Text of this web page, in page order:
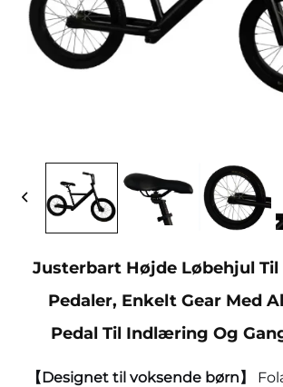
Justerbart Højde Løbehjul Til
Pedaler, Enkelt Gear Med
Pedal Til Indlæring Og
【Designet til voksende børn】